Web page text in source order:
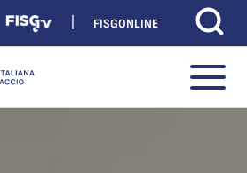
FISGONLINE